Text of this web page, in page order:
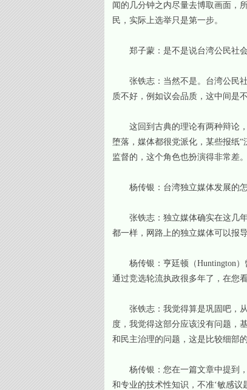
闻的几分钟之内尽量去博取画面，
民，实际上选举只是第一步。
郑子蒙：是不是说台湾公民社会
张铁志：当然不是。台湾公民社
质不好，例如议会品质，这中间是
这回到古典的理论有两种辩论，
堕落，媒体都很党派化，某些报纸
监督的，这个角色也扮演得非常差
杨传银：台湾独立媒体发展的怎
张铁志：独立媒体确实在这几年
都一样，网路上的独立媒体可以报
杨传银：亨廷顿（Huntington）
通过竞选轮流执政很多年了，在您
张铁志：我觉得算是巩固吧，从
度，我觉得这部分应该没有问题，
和民主治理的问题，这是比较细部的
杨传银：您在一篇文章中提到，“
和专业的技术性知识，不准‘敏感议